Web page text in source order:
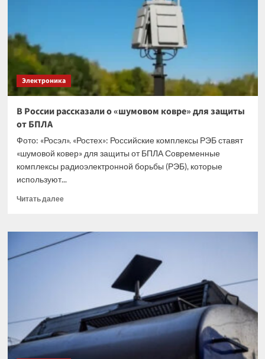
Электроника
В России рассказали о «шумовом ковре» для защиты
от БПЛА
Фото: «Росэл». «Ростех»: Российские комплексы РЭБ ставят
«шумовой ковер» для защиты от БПЛА Современные
комплексы радиоэлектронной борьбы (РЭБ), которые
используют...
Читать далееПрочитать
В
России
защиты
БПЛА